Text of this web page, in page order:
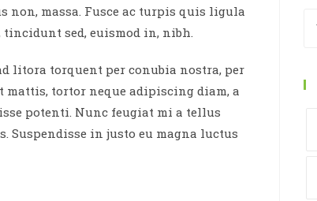
massa. Fusce ac turpis quis ligula
sed, euismod in, nibh.
litora torquent per conubia nostra, per
tortor neque adipiscing diam, a
potenti. Nunc feugiat mi a tellus
Suspendisse in justo eu magna luctus